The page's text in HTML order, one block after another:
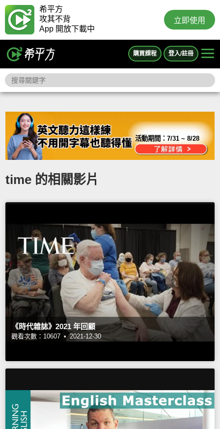
希平方
攻其不背
App 開放下載中
立即使用
購買課程 登入/註冊
活動期間：7/31 ~ 8/28
time 的相關影片
《時代雜誌》2021 年回顧
觀看次數：10607 • 2021-12-30